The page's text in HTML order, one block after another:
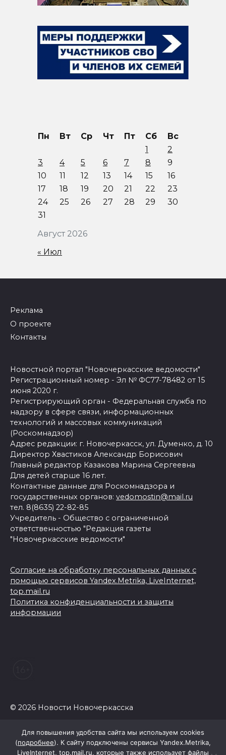
Август 2026
Пн Вт Ср Чт Пт Сб
Вс
1
2
3
4 5 6 7 8
9
10
11 12 13 14 15
16
17
18 19 20 21 22
23
24
25 26 27 28 29
30
31
« Июл
Реклама
О проекте
Контакты
Новостной портал "Новочеркасские ведомости"
Регистрационный номер - Эл № ФС77-78482 от 15
июня 2020 г.
Регистрирующий орган - Федеральная служба по
надзору в сфере связи, информационных
технологий и массовых коммуникаций
(Роскомнадзор)
Адрес редакции: г. Новочеркасск, ул. Думенко, д. 10
Директор Хвастиков Александр Борисович
Главный редактор Казакова Марина Сергеевна
Для детей старше 16 лет.
Контактные данные для Роскомнадзора и
государственных органов: vedomostin@mail.ru
тел. 8(8635) 22-82-85
Учредитель - Общество с ограниченной
ответственностью "Редакция газеты
"Новочеркасские ведомости"
Согласие на обработку персональных данных с
помощью сервисов Yandex.Metrika, LiveInternet,
top.mail.ru
Политика конфиденциальности и защиты
информации
© 2026 Новости Новочеркасска
Для повышения удобства сайта мы используем cookies
(подробнее). К сайту подключены сервисы Yandex.Metrika,
LiveInternet, top.mail.ru, которые также использует файлы